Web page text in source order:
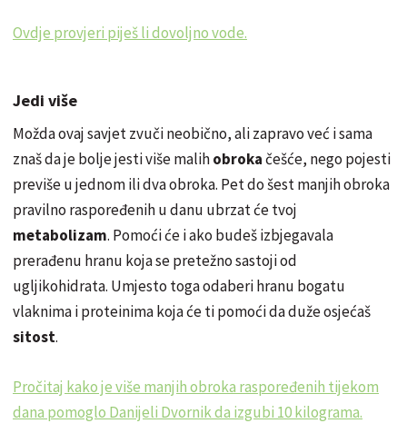
Ovdje provjeri piješ li dovoljno vode.
Jedi više
Možda ovaj savjet zvuči neobično, ali zapravo već i sama
znaš da je bolje jesti više malihobrokačešće, nego pojesti
previše u jednom ili dva obroka. Pet do šest manjih obroka
pravilno raspoređenihu danu ubrzat će tvoj
metabolizam. Pomoći će i ako budeš izbjegavala
prerađenu hranu koja se pretežno sastoji od
ugljikohidrata. Umjesto toga odaberi hranu bogatu
vlaknima i proteinima koja će ti pomoći da duže osjećaš
sitost.
Pročitaj kako je više manjih obroka raspoređenih tijekom
dana pomoglo Danijeli Dvornik da izgubi 10 kilograma.